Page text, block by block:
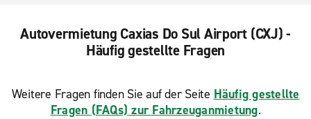
Autovermietung Caxias Do Sul Airport (CXJ) -
Häufig gestellte Fragen
Weitere Fragen finden Sie auf der Seite Häufig gestellte
Fragen (FAQs) zur Fahrzeuganmietung.